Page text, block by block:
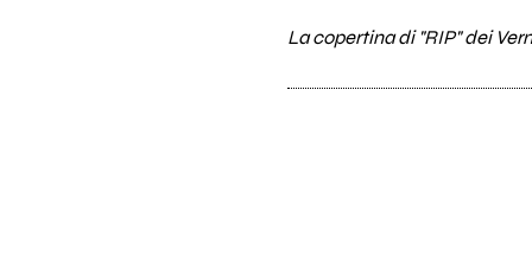
La copertina di "RIP" dei